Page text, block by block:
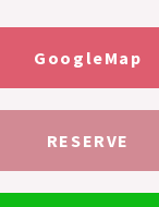
GoogleMap
RESERVE